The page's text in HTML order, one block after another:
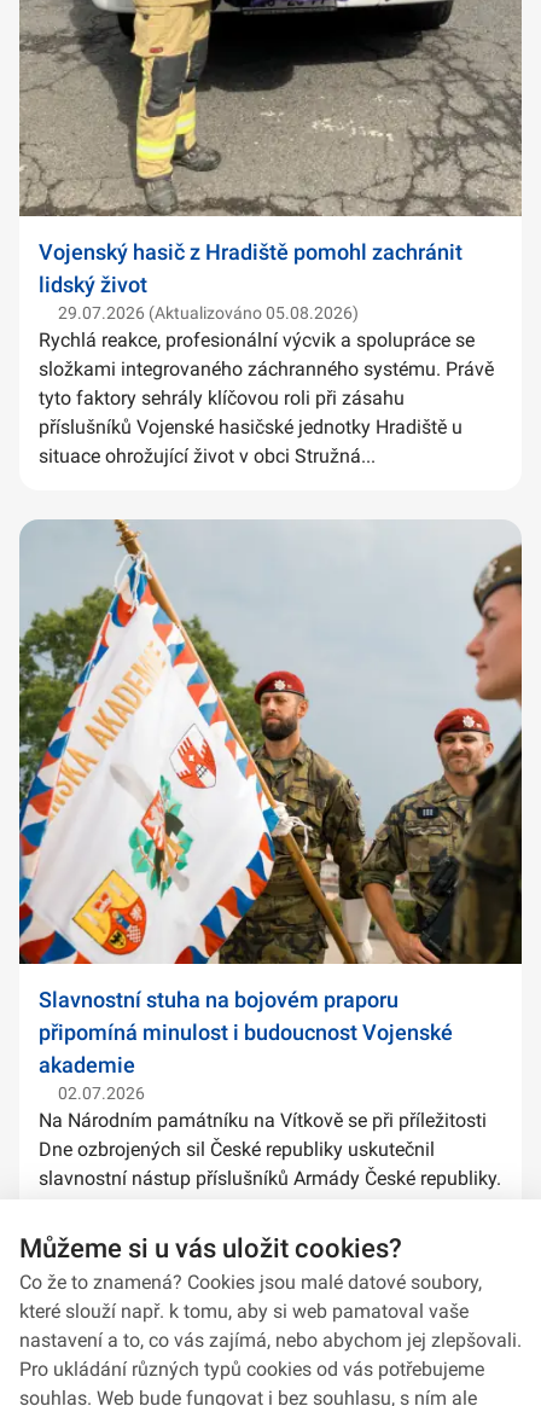
Vojenský hasič z Hradiště pomohl zachránit
lidský život
29.07.2026 (Aktualizováno 05.08.2026)
Rychlá reakce, profesionální výcvik a spolupráce se
složkami integrovaného záchranného systému. Právě
tyto faktory sehrály klíčovou roli při zásahu
příslušníků Vojenské hasičské jednotky Hradiště u
situace ohrožující život v obci Stružná...
Slavnostní stuha na bojovém praporu
připomíná minulost i budoucnost Vojenské
akademie
02.07.2026
Na Národním památníku na Vítkově se při příležitosti
Dne ozbrojených sil České republiky uskutečnil
slavnostní nástup příslušníků Armády České republiky.
stuh na bojové prapory vybranýc...
Můžeme si u vás uložit cookies?
Co že to znamená? Cookies jsou malé datové soubory,
které slouží např. k tomu, aby si web pamatoval vaše
nastavení a to, co vás zajímá, nebo abychom jej zlepšovali.
Pro ukládání různých typů cookies od vás potřebujeme
souhlas. Web bude fungovat i bez souhlasu, s ním ale